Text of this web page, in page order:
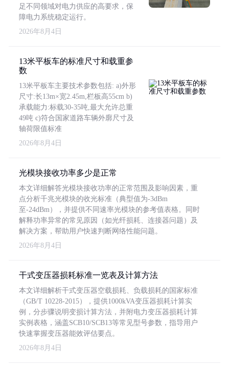
足不同领域对电力供应的高要求，保
障电力系统稳定运行。
2026年8月4日
13米平板车的标准尺寸和载重参
数
13米平板车主要技术参数包括: a)外形
尺寸:长13m×宽2.45m,栏板高55cm b)
承载能力:标载30-35吨,最大允许总重
49吨 c)符合国家道路车辆外廓尺寸及
轴荷限值标准
2026年8月4日
光模块接收功率多少是正常
本文详细解答光模块接收功率的正常范围及影响因素，重
点分析千兆光模块的收光标准（典型值为-3dBm
至-24dBm），并提供不同速率光模块的参考值表格。同时
解释功率异常的常见原因（如光纤损耗、连接器问题）及
解决方案，帮助用户快速判断网络性能问题。
2026年8月4日
干式变压器损耗标准一览表及计算方法
本文详细解析干式变压器空载损耗、负载损耗的国家标准
（GB/T 10228-2015），提供1000kVA变压器损耗计算实
例，分步骤说明变损计算方法，并附电力变压器损耗计算
实例表格，涵盖SCB10/SCB13等常见型号参数，指导用户
快速掌握变压器能效评估要点。
2026年8月4日